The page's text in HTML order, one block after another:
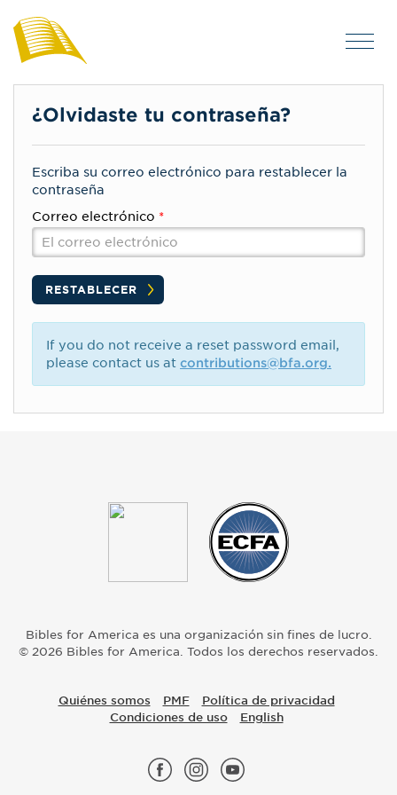
¿Olvidaste tu contraseña?
Escriba su correo electrónico para restablecer la
contraseña
Correo electrónico
If you do not receive a reset password email,
please contact us at contributions@bfa.org.
Bibles for America es una organización sin fines de lucro.
© 2026 Bibles for America. Todos los derechos reservados.
Quiénes somos PMF
Política de privacidad
Condiciones de uso
English